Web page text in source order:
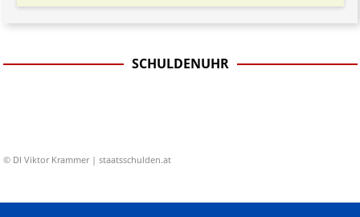
SCHULDENUHR
© DI Viktor Krammer | staatsschulden.at